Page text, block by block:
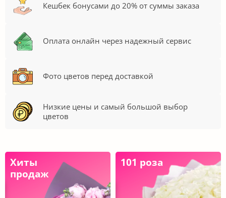
Кешбек бонусами до 20% от суммы заказа
Оплата онлайн через надежный сервис
Фото цветов перед доставкой
Низкие цены и самый большой выбор
цветов
Хиты
продаж
101 роза